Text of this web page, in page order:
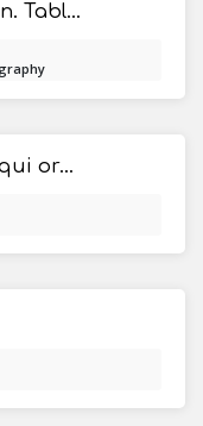
Decimal Classification. Tables géographiques
Declaration du Roy, qui ordonne l'execution de l'Edit de Revocation de celuy de Nantes